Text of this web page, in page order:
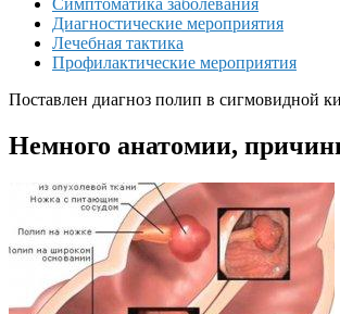
Диагностические мероприятия
Лечебная тактика
Профилактические мероприятия
Поставлен диагноз полип в сигмовидной
Немного анатомии,